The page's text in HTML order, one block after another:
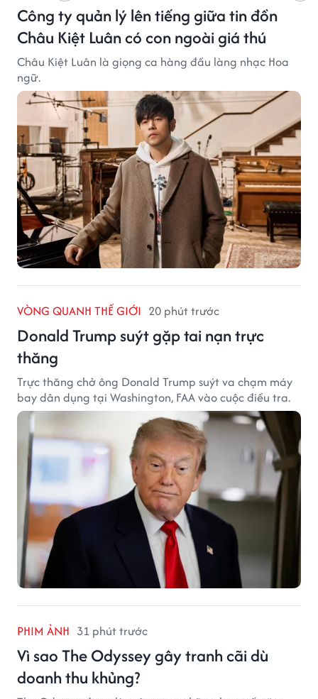
Công ty quản lý lên tiếng giữa tin đồn
Châu Kiệt Luân có con ngoài giá thú
Châu Kiệt Luân là giọng ca hàng đầu làng nhạc Hoa
ngữ.
VÒNG QUANH THẾ GIỚI 20 phút trước
Donald Trump suýt gặp tai nạn trực
thăng
Trực thăng chở ông Donald Trump suýt va chạm máy
bay dân dụng tại Washington, FAA vào cuộc điều tra.
PHIM ẢNH 31 phút trước
Vì sao The Odyssey gây tranh cãi dù
doanh thu khủng?